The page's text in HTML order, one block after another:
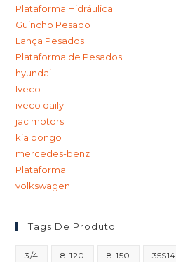
Plataforma Hidráulica
Guincho Pesado
Lança Pesados
Plataforma de Pesados
hyundai
Iveco
iveco daily
jac motors
kia bongo
mercedes-benz
Plataforma
volkswagen
Tags De Produto
3/4 8-120 8-150 35S14